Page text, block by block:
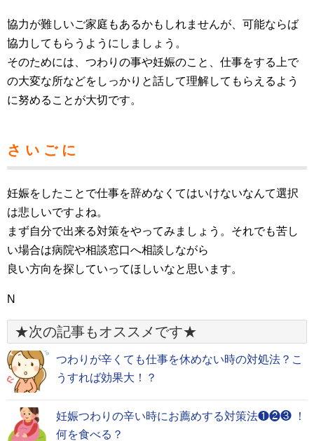
協力が難しいご家庭もあるかもしれませんが、可能ならば
協力してもらうようにしましょう。
そのためには、つわりの事や妊娠のこと、仕事をする上で
の大変な所などをしっかりと話して理解してもらえるよう
に努めることが大切です。
さ い ご に
妊娠をしたことで仕事を辞めなくてはいけないなんて選択
は悲しいですよね。
まず自分で出来る対策をやってみましょう。それでも苦し
い場合は病院や相談窓口へ相談しながら
良い方向を探していってほしいなと思います。
N
★次の記事もオススメです★
つわりが辛くても仕事を休めない時の対処法？こ
うすれば効果大！？
妊娠つわりの辛い時にお薦めする対策法❶❷❸ ！
何を食べる？